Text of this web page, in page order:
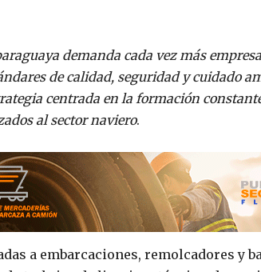
demanda cada vez más
de calidad, seguridad y cuidado
centrada en la formación
al sector naviero.
a embarcaciones, remolcadores y